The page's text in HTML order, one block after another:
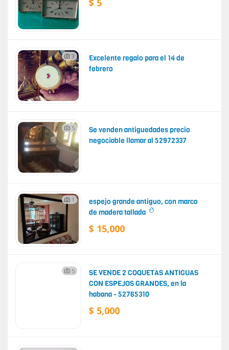
3
Excelente regalo para el 14 de
febrero
5
Se venden antiguedades precio
negociable llamar al 52972337
1
espejo grande antiguo, con marco
de madera tallada
$ 15,000
5
SE VENDE 2 COQUETAS ANTIGUAS
CON ESPEJOS GRANDES, en la
habana - 52765310
$ 5,000